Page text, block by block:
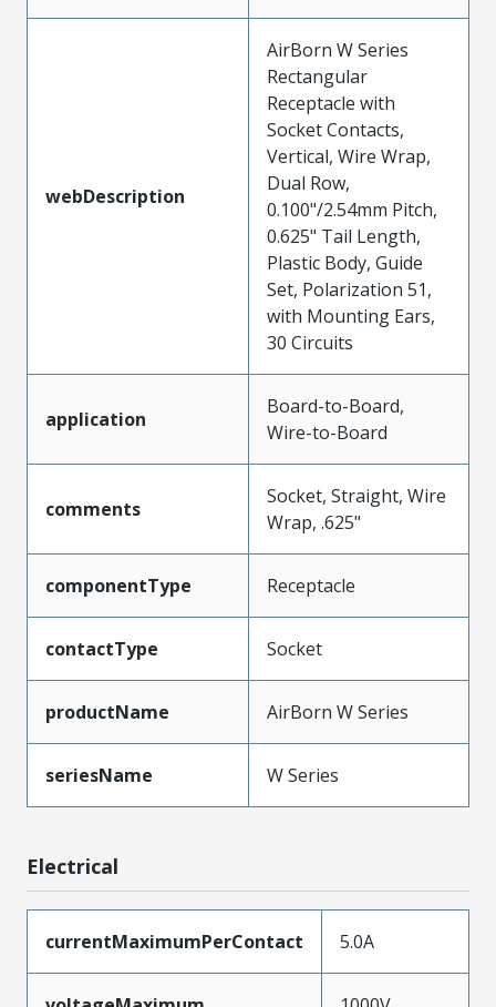
webDescription
AirBorn W Series
Rectangular
Receptacle with
Socket Contacts,
Vertical, Wire Wrap,
Dual Row,
0.100"/2.54mm Pitch,
0.625" Tail Length,
Plastic Body, Guide
Set, Polarization 51,
with Mounting Ears,
30 Circuits
application
Board-to-Board,
Wire-to-Board
comments
Socket, Straight, Wire
Wrap, .625"
componentType Receptacle
contactType Socket
productName AirBorn W Series
seriesName W Series
Electrical
currentMaximumPerContact 5.0A